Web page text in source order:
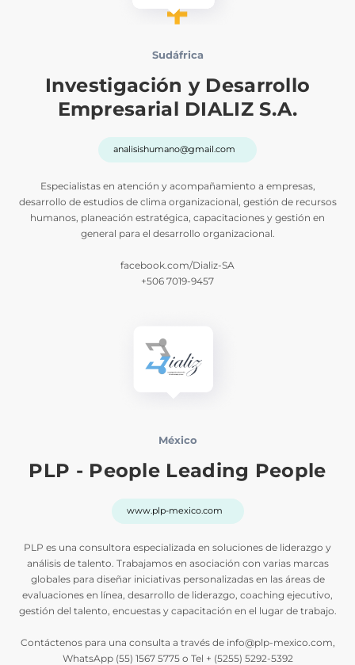
Sudáfrica
Investigación y Desarrollo
Empresarial DIALIZ S.A.
analisishumano@gmail.com
Especialistas en atención y acompañamiento a empresas,
desarrollo de estudios de clima organizacional, gestión de recursos
humanos, planeación estratégica, capacitaciones y gestión en
general para el desarrollo organizacional.
facebook.com/Dializ-SA
+506 7019-9457
México
PLP - People Leading People
www.plp-mexico.com
PLP es una consultora especializada en soluciones de liderazgo y
análisis de talento. Trabajamos en asociación con varias marcas
globales para diseñar iniciativas personalizadas en las áreas de
evaluaciones en línea, desarrollo de liderazgo, coaching ejecutivo,
gestión del talento, encuestas y capacitación en el lugar de trabajo.
Contáctenos para una consulta a través de info@plp-mexico.com,
WhatsApp (55) 1567 5775 o Tel + (5255) 5292-5392